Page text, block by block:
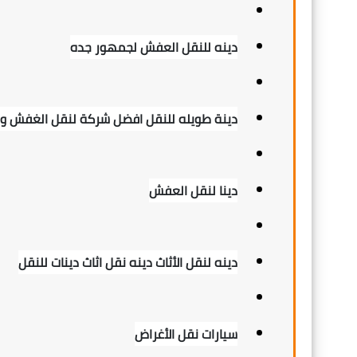
دينه للنقل العفش لجمهور جده
دينة طويله للنقل افضل شركة لنقل الغفش
دينا لنقل العفش
دينه لنقل الأثاث دينه نقل اثاث دينات للنقل
سيارات نقل الأغراض